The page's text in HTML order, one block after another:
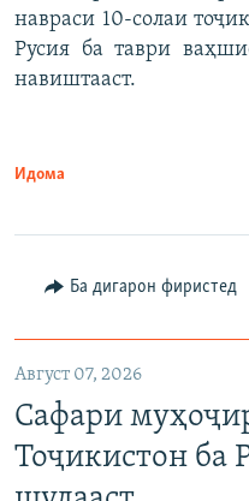
навраси 10-солаи
Русия ба таври
навиштааст.
Идома
Ба дигарон фиристед
Август 07, 2026
Сафари
Тоҷикистон ба